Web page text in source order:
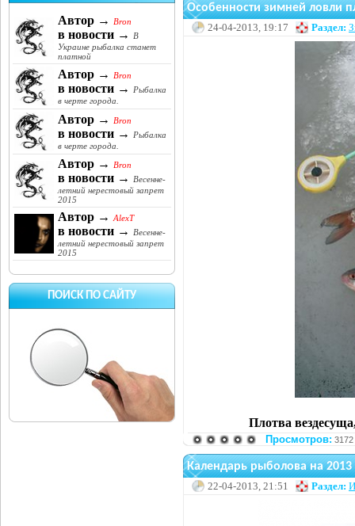
Автор → Bron
в новости →
В
Украине рыбалка станет
платной
Автор → Bron
в новости →
Рыбалка
в черте города.
Автор → Bron
в новости →
Рыбалка
в черте города.
Автор → Bron
в новости →
Весенне-
летний нерестовый запрет
2015
Автор → AlexT
в новости →
Весенне-
летний нерестовый запрет
2015
ПОИСК ПО САЙТУ
Особенности зимней ловли
24-04-2013, 19:17 Раздел:
Плотва
Просмотров:
Календарь рыболова на 2013
22-04-2013, 21:51 Раздел: